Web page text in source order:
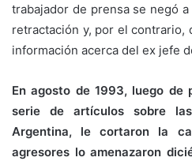
trabajador de prensa se negó
retractación y, por el contrario,
información acerca del ex jefe
En agosto de 1993, luego de
serie de artículos sobre
Argentina, le cortaron la
agresores lo amenazaron